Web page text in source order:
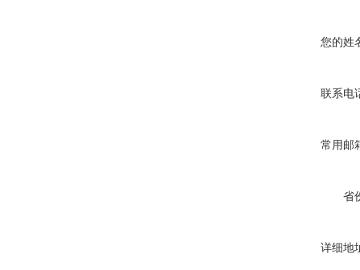
您的姓
联系电
常用邮
省
详细地